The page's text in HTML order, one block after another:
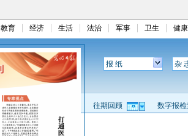
教育 经济 生活 法治 军事 卫生 健康
报 纸 杂
往期回顾 数字报检